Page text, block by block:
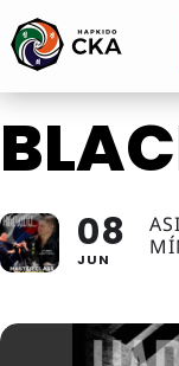
08
JUN